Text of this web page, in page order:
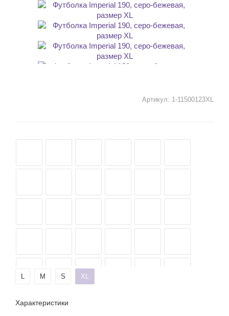
Артикул: 1-11500123XL
L M S XL
Характеристики